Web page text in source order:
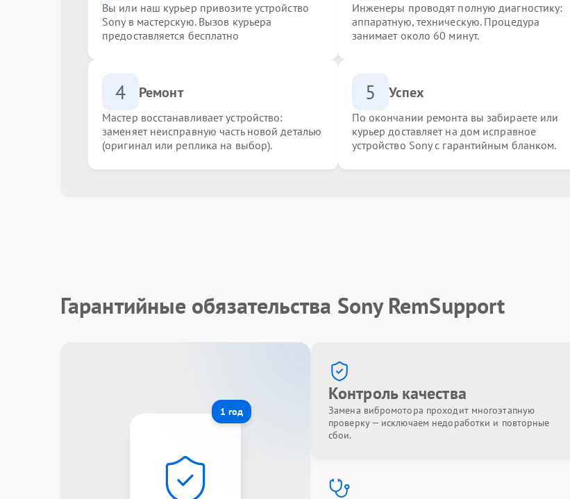
Вы или наш курьер привозите устройство
Sony в мастерскую. Вызов курьера
предоставляется бесплатно
Инженеры проводят полную диагностику:
аппаратную, техническую. Процедура
занимает около 60 минут.
4 Ремонт
Мастер восстанавливает устройство:
заменяет неисправную часть новой деталью
(оригинал или реплика на выбор).
5 Успех
По окончании ремонта вы забираете или
курьер доставляет на дом исправное
устройство Sony с гарантийным бланком.
Гарантийные обязательства Sony RemSupport
1 год
Контроль качества
Замена вибромотора проходит многоэтапную
проверку — исключаем недоработки и повторные
сбои.